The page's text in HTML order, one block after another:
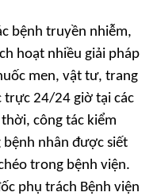
bệnh truyền nhiễm,
hoạt nhiều giải pháp
men, vật tư, trang
trực 24/24 giờ tại các
công tác kiểm
nhân được siết
trong bệnh viện.
phụ trách Bệnh viện